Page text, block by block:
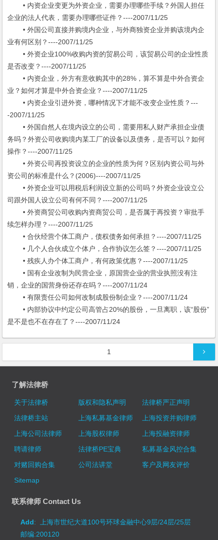
• 内资企业变更为外资企业，需要办理哪些手续？外国人担任
企业的法人代表，需要办理哪些证件？----2007/11/25
• 外国公司直接并购境内企业，与外商独资企业并购该境内企
业有何区别？----2007/11/25
• 外资企业100%收购内资的贸易公司，该贸易公司的企业性质
是否改变？----2007/11/25
• 内资企业，外方有意收购其中的28%，算不算是中外合资企
业？如何才算是中外合资企业？----2007/11/25
• 内资企业引进外资，哪种情况下才能不改变企业性质？---
-2007/11/25
• 外国自然人在境内设立的公司，需要用私人财产承担企业债
务吗？外资公司收购境内某工厂的设备以及债务，是否可以？如何
操作？----2007/11/25
• 外资公司再投资设立的企业的性质为何？区别内资公司与外
资公司的标准是什么？(2006)----2007/11/25
• 外资企业可以用税后利润设立新的公司吗？外资企业设立公
司跟外国人设立公司有何不同？----2007/11/25
• 外资商贸公司收购内资商贸公司，是否属于再投资？审批手
续怎样办理？----2007/11/25
• 合伙经营个体工商户，债权债务如何承担？----2007/11/25
• 几个人合伙成立个体户，合作协议怎么签？----2007/11/25
• 残疾人办个体工商户，有何政策优惠？----2007/11/25
• 国有企业改制为民营企业，原国营企业的营业执照没有注
销，企业的国营身份还存在吗？----2007/11/24
• 有限责任公司如何改制成股份制企业？----2007/11/24
• 内部协议中约定公司高管占20%的股份，一旦离职，该“股份”
是不是也不在存在了？----2007/11/24
1
了解法律桥
关于法律桥 版权和隐私声明
法律桥严正声明
法律桥主站
上海私募基金律师
上海投资并购律师
上海公司法律师
上海股权律师
上海投融资律师
聘请律师
法律桥PE宝典
私募基金风控合集
对赌回购合集
公司法讲堂
客户及网友评价
Sitemap
联系律师 Contact Us
Add: 上海市世纪大道100号环球金融中心9层/24层/25层
邮编:200120